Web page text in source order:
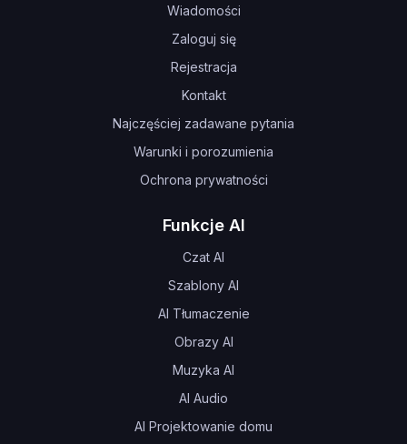
Wiadomości
Zaloguj się
Rejestracja
Kontakt
Najczęściej zadawane pytania
Warunki i porozumienia
Ochrona prywatności
Funkcje AI
Czat AI
Szablony AI
AI Tłumaczenie
Obrazy AI
Muzyka AI
AI Audio
AI Projektowanie domu